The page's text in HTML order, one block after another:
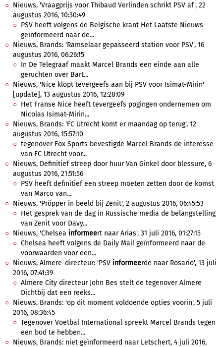
Nieuws, 'Vraagprijs voor Thibaud Verlinden schrikt PSV af', 22
augustus 2016, 10:30:49
PSV heeft volgens de Belgische krant Het Laatste Nieuws
geïnformeerd naar de...
Nieuws, Brands: 'Ramselaar gepasseerd station voor PSV', 16
augustus 2016, 06:26:15
In De Telegraaf maakt Marcel Brands een einde aan alle
geruchten over Bart...
Nieuws, 'Nice klopt tevergeefs aan bij PSV voor Isimat-Mirin'
[update], 13 augustus 2016, 12:28:09
Het Franse Nice heeft tevergeefs pogingen ondernemen om
Nicolas Isimat-Mirin...
Nieuws, Brands: 'FC Utrecht komt er maandag op terug', 12
augustus 2016, 15:57:10
tegenover Fox Sports bevestigde Marcel Brands de interesse
van FC Utrecht voor...
Nieuws, Definitief streep door huur Van Ginkel door blessure, 6
augustus 2016, 21:51:56
PSV heeft definitief een streep moeten zetten door de komst
van Marco van...
Nieuws, 'Pröpper in beeld bij Zenit', 2 augustus 2016, 06:45:53
Het gesprek van de dag in Russische media de belangstelling
van Zenit voor Davy...
Nieuws, 'Chelsea informeert naar Arias', 31 juli 2016, 01:27:15
Chelsea heeft volgens de Daily Mail geïnformeerd naar de
voorwaarden voor een...
Nieuws, Almere-directeur: 'PSV informeerde naar Rosario', 13 juli
2016, 07:41:39
Almere City directeur John Bes stelt de tegenover Almere
Dichtbij dat een reeks...
Nieuws, Brands: 'op dit moment voldoende opties voorin', 5 juli
2016, 08:36:45
Tegenover Voetbal International spreekt Marcel Brands tegen
een bod te hebben...
Nieuws, Brands: niet geïnformeerd naar Letschert, 4 juli 2016,